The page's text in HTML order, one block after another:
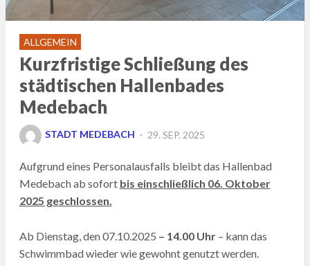
ALLGEMEIN
Kurzfristige Schließung des
städtischen Hallenbades
Medebach
STADT MEDEBACH
POSTED
29. SEP. 2025
Aufgrund eines Personalausfalls bleibt das Hallenbad
Medebach ab sofort bis einschließlich 06. Oktober
2025 geschlossen.
Ab Dienstag, den 07.10.2025 – 14.00 Uhr– kann das
Schwimmbad wieder wie gewohnt genutzt werden.